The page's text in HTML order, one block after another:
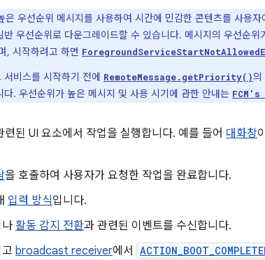
은 우선순위 메시지를 사용하여 시간에 민감한 콘텐츠를 사용
반 우선순위로 다운그레이드할 수 있습니다. 메시지의 우선순
, 시작하려고 하면
서비스를 시작하기 전에 RemoteMessage.getPriority()의
다. 우선순위가 높은 메시지 및 사용 시기에 관한 안내는
련된 UI 요소에서 작업을 실행합니다. 예를 들어 대화창
을 호출하여 사용자가 요청한 작업을 완료합니다.
입력 방식입니다.
나 활동 감지 전환과 관련된 이벤트를 수신합니다.
broadcast receiver에서